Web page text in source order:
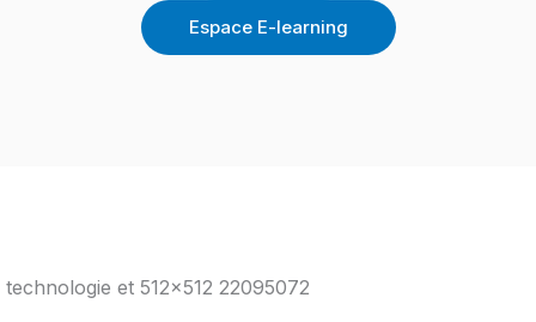
Espace E-learning